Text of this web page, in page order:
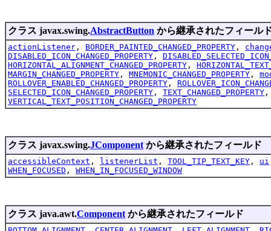
クラス javax.swing.AbstractButton から継承されたフィール
actionListener , BORDER_PAINTED_CHANGED_PROPERTY ,
DISABLED_ICON_CHANGED_PROPERTY ,
HORIZONTAL_ALIGNMENT_CHANGED_PROPERTY ,
MARGIN_CHANGED_PROPERTY , MNEMONIC_CHANGED_PROPERTY ,
ROLLOVER_ENABLED_CHANGED_PROPERTY ,
SELECTED_ICON_CHANGED_PROPERTY , TEXT_CHANGED_PROPERTY
VERTICAL_TEXT_POSITION_CHANGED_PROPERTY
クラス javax.swing.JComponent から継承されたフィールド
accessibleContext , listenerList , TOOL_TIP_TEXT_KEY , ui
WHEN_FOCUSED , WHEN_IN_FOCUSED_WINDOW
クラス java.awt.Component から継承されたフィールド